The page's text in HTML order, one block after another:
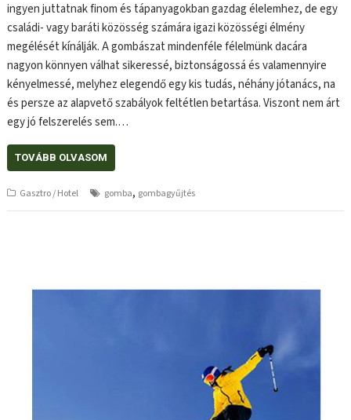
ingyen juttatnak finom és tápanyagokban gazdag élelemhez, de egy
családi- vagy baráti közösség számára igazi közösségi élmény
megélését kínálják. A gombászat mindenféle félelmünk dacára
nagyon könnyen válhat sikeressé, biztonságossá és valamennyire
kényelmessé, melyhez elegendő egy kis tudás, néhány jótanács, na
és persze az alapvető szabályok feltétlen betartása. Viszont nem árt
egy jó felszerelés sem.…
TOVÁBB OLVASOM
Gasztro / Hotel gomba, gombagyűjtés